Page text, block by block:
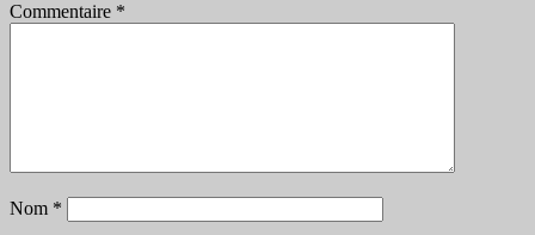
Commentaire *
Nom *